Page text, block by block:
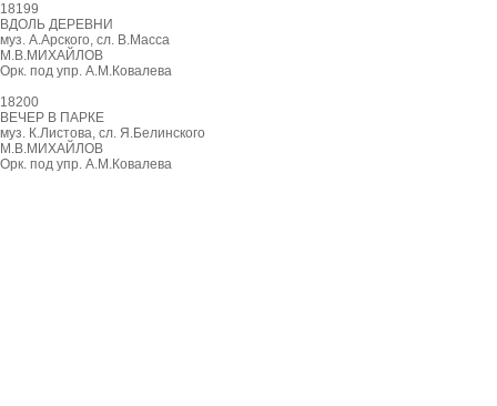
18199
ВДОЛЬ ДЕРЕВНИ
муз. А.Арского, сл. В.Масса
М.В.МИХАЙЛОВ
Орк. под упр. А.М.Ковалева
18200
ВЕЧЕР В ПАРКЕ
муз. К.Листова, сл. Я.Белинского
М.В.МИХАЙЛОВ
Орк. под упр. А.М.Ковалева